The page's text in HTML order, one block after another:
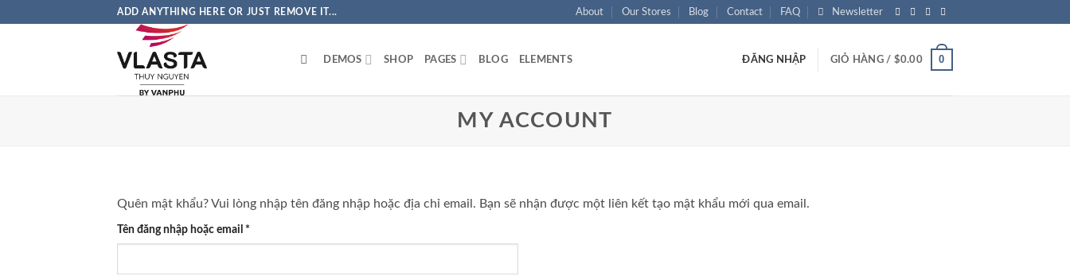
ADD ANYTHING HERE OR JUST REMOVE IT... About Our Stores Blog Contact FAQ Newsletter
DEMOS SHOP PAGES BLOG ELEMENTS ĐĂNG NHẬP GIỎ HÀNG / $0.00 0
MY ACCOUNT
Quên mật khẩu? Vui lòng nhập tên đăng nhập hoặc địa chỉ email. Bạn sẽ nhận được một liên kết tạo mật khẩu mới qua email.
Tên đăng nhập hoặc email *
buộc